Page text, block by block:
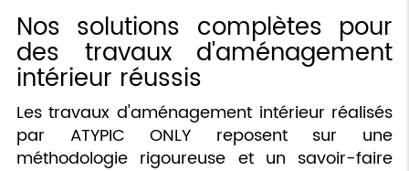
Nos solutions complètes pour
des travaux d'aménagement
intérieur réussis
Les travaux d'aménagement intérieur réalisés
par ATYPIC ONLY reposent sur une
méthodologie rigoureuse et un savoir-faire